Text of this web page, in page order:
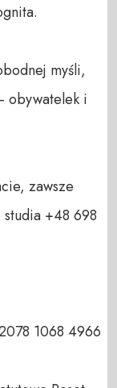
myśli,
obywatelek i
zawsze
studia +48 698
1068 4966